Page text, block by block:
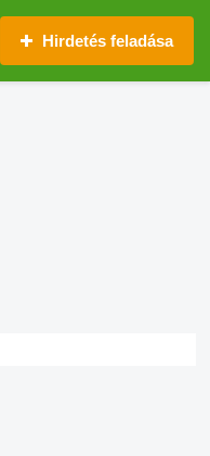
Hirdetés feladása